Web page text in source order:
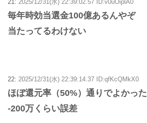
21: 2025/12/31(水) 22:39:02.57 ID:v0uOiplA0
毎年時効当選金100億あるんやぞ
当たってるわけない
22: 2025/12/31(水) 22:39:14.37 ID:qfKcQMkX0
ほぼ還元率（50%）通りでよかっ
‐200万くらい誤差